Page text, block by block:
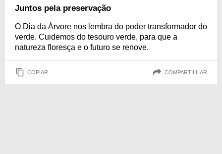
permitir que a força humana salve a natureza. Reflita com a gente por meio
Juntos pela preservação
O Dia da Árvore nos lembra do poder transformador do
verde. Cuidemos do tesouro verde, para que a
natureza floresça e o futuro se renove.
COPIAR COMPARTILHAR